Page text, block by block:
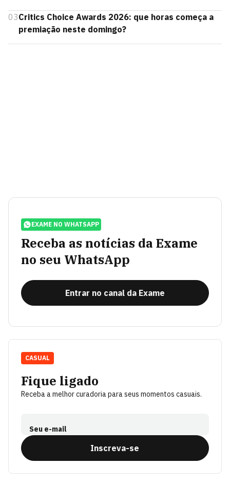
03Critics Choice Awards 2026: que horas começa a
premiação neste domingo?
EXAME NO WHATSAPP
Receba as notícias da Exame
no seu WhatsApp
Entrar no canal da Exame
Fique ligado
Receba a melhor curadoria para seus momentos casuais.
Seu e-mail
Inscreva-se
CASUAL